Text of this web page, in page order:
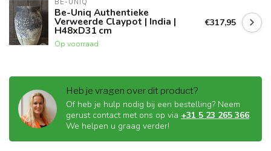
BE-UNIQ
Be-Uniq Authentieke
Verweerde Claypot | India |
H48xD31 cm
Op voorraad
€317,95
Heb je vragen over dit product?
Of heb je hulp nodig bij een bestelling? Neem
gerust contact met ons op via +31 5 23 265 366.
We helpen u graag verder!